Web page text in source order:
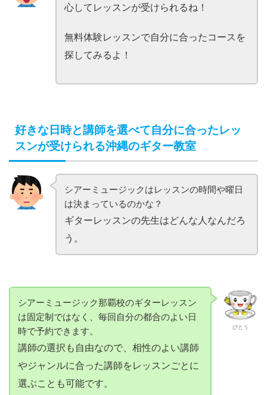
心してレッスンが受けられるね！
無料体験レッスンで自分に合ったコースを
探してみるよ！
好きな日時と講師を選べて自分に合ったレッ
スンが受けられる沖縄のギター教室
シアーミュージックはレッスンの時間や曜日
は決まっているのかな？
ギターレッスンの先生はどんな人なんだろ
う。
びとう
シアーミュージック那覇校のギターレッスン
は固定制ではなく、毎回自分の都合のよい日
時で予約できます。
講師の選択も自由なので、相性のよい講師
やジャンルに合った講師をレッスンごとに
選ぶことも可能です。